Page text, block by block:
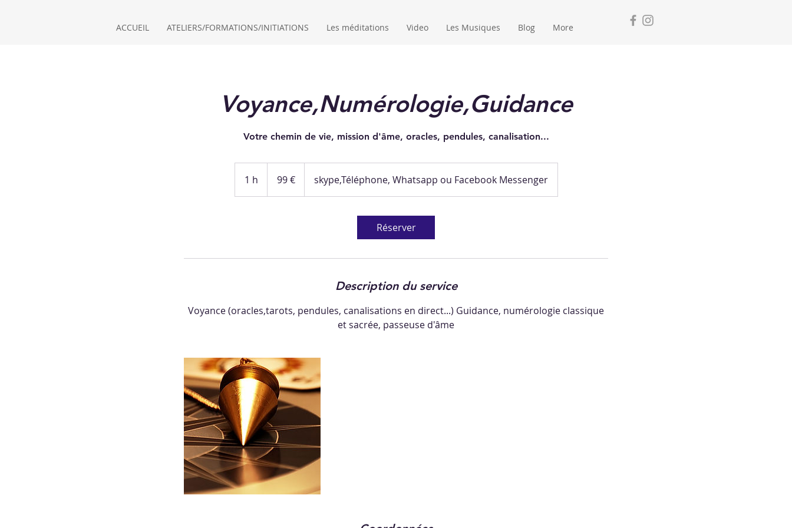
ACCUEIL ATELIERS/FORMATIONS/INITIATIONS Les méditations Video Les Musiques Blog More
Voyance,Numérologie,Guidance
Votre chemin de vie, mission d'âme, oracles, pendules, canalisation...
1 h 99 € skype,Téléphone, Whatsapp ou Facebook Messenger
Réserver
Description du service
Voyance (oracles,tarots, pendules, canalisations en direct...) Guidance, numérologie classique
et sacrée, passeuse d'âme